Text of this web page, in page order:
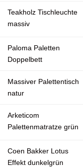
Teakholz Tischleuchte
massiv
Paloma Paletten
Doppelbett
Massiver Palettentisch
natur
Arketicom
Palettenmatratze grün
Coen Bakker Lotus
Effekt dunkelgrün